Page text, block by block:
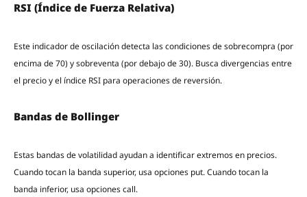
RSI (Índice de Fuerza Relativa)
Este indicador de oscilación detecta las condiciones de sobrecompra (por
encima de 70) y sobreventa (por debajo de 30). Busca divergencias entre
el precio y el índice RSI para operaciones de reversión.
Bandas de Bollinger
Estas bandas de volatilidad ayudan a identificar extremos en precios.
Cuando tocan la banda superior, usa opciones put. Cuando tocan la
banda inferior, usa opciones call.